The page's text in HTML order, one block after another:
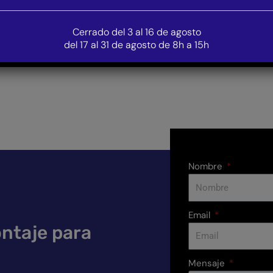
és la representant
de
Planas de Púbol
para
Nombre
Email
Mensaje
Cerrado del 3 al 16 de agosto
del 17 al 31 de agosto de 8h a 15h